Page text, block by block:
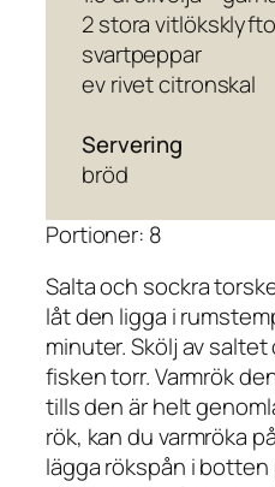
2 stora
svartpeppar
ev rivet citronskal
Servering
bröd
Portioner: 8
Salta och sockra
låt den ligga i
minuter. Skölj av
fisken torr. Varmrök
tills den är helt
rök, kan du varmröka
lägga rökspån i